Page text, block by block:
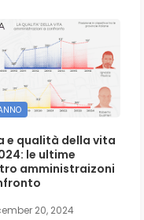
e qualità della vita
le ultime
amministraizoni
20, 2024